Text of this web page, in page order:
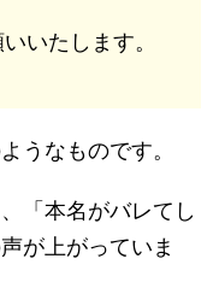
いたします。
うなものです。
「本名がバレてし
が上がっていま